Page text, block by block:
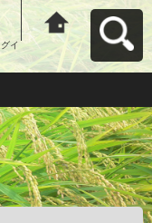
イ
さいたま市 食育
なびへ戻る